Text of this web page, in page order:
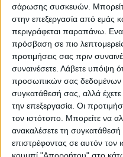
σάρωσης συσκευών. Μπορείτε
στην επεξεργασία από εμάς
περιγράφεται παραπάνω.
πρόσβαση σε πιο
προτιμήσεις σας πριν
συναινέσετε. Λάβετε υπόψη
προσωπικών σας δεδομένων
συγκατάθεσή σας, αλλά έχετε
την επεξεργασία. Οι
τον ιστότοπο. Μπορείτε να
ανακαλέσετε τη
επιστρέφοντας σε αυτόν τον
δότες ήταν η πιο
Ωστόσο, η ζήτηση
υπερέβαινε την
αποτέλεσμαπολλοί
περιμένουν για
από τις σοβαρές
ανεπάρκειας.
Ο Δρ.
ομάδα του,ανέλαβε